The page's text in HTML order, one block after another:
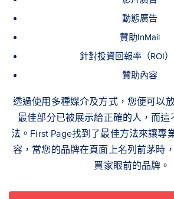
動態廣告
贊助InMail
針對投資回報率（ROI
贊助內容
透過使用多種媒介及方式，您便可以
最佳部分已被展示給正確的人，而這
法。First Page找到了最佳方法來讓專
容，當您的品牌在頁面上名列前茅時
買家眼前的品牌。